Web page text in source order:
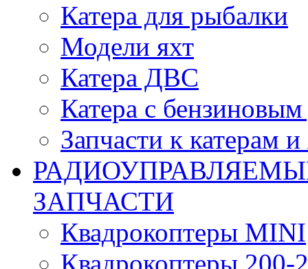
Катера для рыбалки
Модели яхт
Катера ДВС
Катера с бензиновым
Запчасти к катерам
ЗАПЧАСТИ
Квадрокоптеры MINI